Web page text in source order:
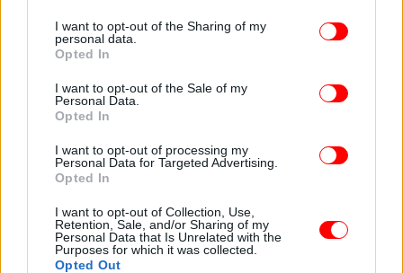
not limited to your visit or usage behaviour. You may click to
grant or deny consent to Google and its third-party tags to
use your data for below specified purposes in below Google
consent section.
I want to opt-out of the Sharing of my
personal data.
Opted In
I want to opt-out of the Sale of my
Personal Data.
Opted In
I want to opt-out of processing my
Personal Data for Targeted Advertising.
Opted In
I want to opt-out of Collection, Use,
Retention, Sale, and/or Sharing of my
Personal Data that Is Unrelated with the
Purposes for which it was collected.
Opted Out